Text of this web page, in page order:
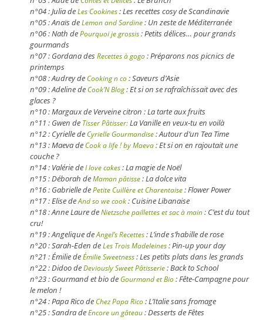
n°04 : Julia deLes Cookines: Les recettes cosy de Scandinavie
n°05 : Anaïs deLemon and Sardine: Un zeste de Méditerranée
n°06 : Nath dePourquoi je grossis: Petits délices… pour grands
gourmands
n°07 : Gordana desRecettes à gogo: Préparons nos picnics de
printemps
n°08 : Audrey de Cooking n co: Saveurs d’Asie
n°09 : Adeline de Cook’N Blog: Et si on se rafraîchissait avec des
glaces ?
n°10 : Margaux de Verveine citron : La tarte aux fruits
n°11 : Gwen de Tisser Pâtisser:La Vanille en veux-tu en voilà
n°12 : Cyrielle de Cyrielle Gourmandise: Autour d’un Tea Time
n°13 : Maeva de Cook a life ! by Maeva: Et si on en rajoutait une
couche ?
n°14 : Valérie deI love cakes: La magie de Noël
n°15 : Déborah deMaman pâtisse: La dolce vita
n°16 : Gabrielle dePetite Cuillère et Charentaise: Flower Power
n°17 : Elise deAnd so we cook: Cuisine Libanaise
n°18 : Anne Laure deNietzsche paillettes et sac à main: C’est du tout
cru!
n°19 : Angelique deAngel’s Recettes: L’inde s’habille de rose
n°20 : Sarah-Eden deLes Trois Madeleines: Pin-up your day
n°21 : Émilie deÉmilie Sweetness: Les petits plats dans les grands
n°22 : Didoo deDeviously Sweet Pâtisserie: Back to School
n°23 : Gourmand et bio de Gourmand et Bio: Fête-Campagne pour
le melon !
n°24 : Papa Rico de Chez Papa Rico: L’Italie sans fromage
n°25 : Sandra deEncore un gâteau: Desserts de Fêtes